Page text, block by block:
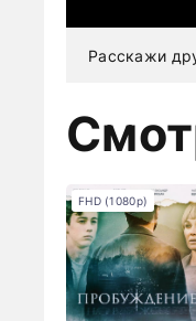
Расскажи
FHD (1080p)